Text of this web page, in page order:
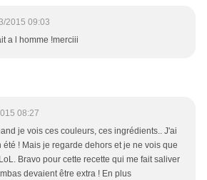
2015 09:03
a l homme !merciii
08:27
je vois ces couleurs, ces ingrédients.. J'ai
été ! Mais je regarde dehors et je ne vois que
Bravo pour cette recette qui me fait saliver
devaient être extra ! En plus